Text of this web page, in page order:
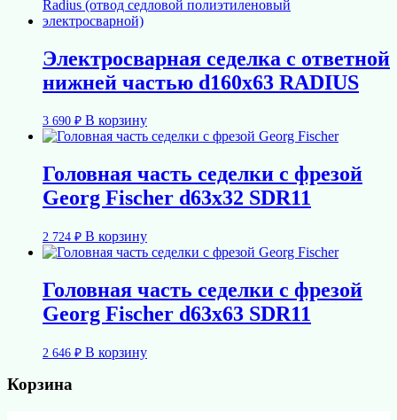
Электросварная седелка с ответной
нижней частью d160х63 RADIUS
3 690 ₽ В корзину
Головная часть седелки с фрезой
Georg Fischer d63x32 SDR11
2 724 ₽ В корзину
Головная часть седелки с фрезой
Georg Fischer d63x63 SDR11
2 646 ₽ В корзину
Корзина